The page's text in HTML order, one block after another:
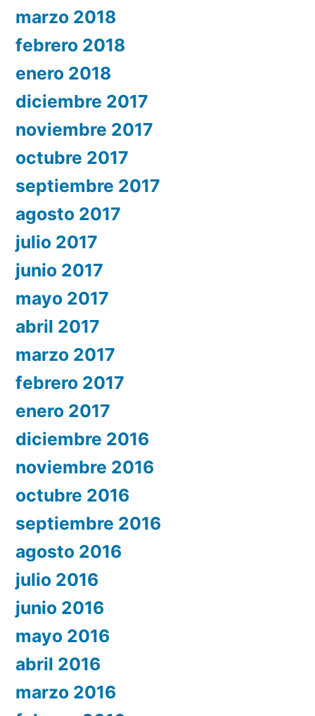
marzo 2018
febrero 2018
enero 2018
diciembre 2017
noviembre 2017
octubre 2017
septiembre 2017
agosto 2017
julio 2017
junio 2017
mayo 2017
abril 2017
marzo 2017
febrero 2017
enero 2017
diciembre 2016
noviembre 2016
octubre 2016
septiembre 2016
agosto 2016
julio 2016
junio 2016
mayo 2016
abril 2016
marzo 2016